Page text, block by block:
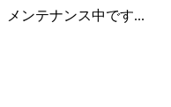
メンテナンス中です...